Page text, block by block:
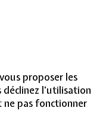
proposer les
déclinez l'utilisation
ne pas fonctionner